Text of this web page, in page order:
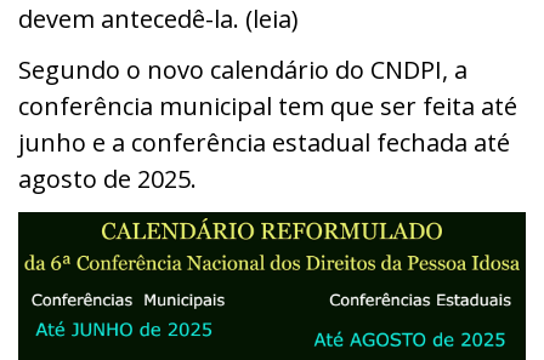
devem antecedê-la. (leia)
Segundo o novo calendário do CNDPI, a
conferência municipal tem que ser feita até
junho e a conferência estadual fechada até
agosto de 2025.